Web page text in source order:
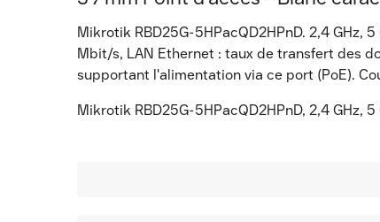
Mikrotik RBD25G-5HPacQD2HPnD. 2,4 GHz,
Mbit/s, LAN Ethernet : taux de transfert des
supportant l'alimentation via ce port (PoE).
Mikrotik RBD25G-5HPacQD2HPnD, 2,4 GHz,